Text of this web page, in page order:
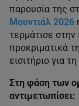
παρουσία της
Μουντιάλ 2026
τερμάτισε
προκριματικά
εισιτήριο για
Στη φάση των
αντιμετωπίσει: